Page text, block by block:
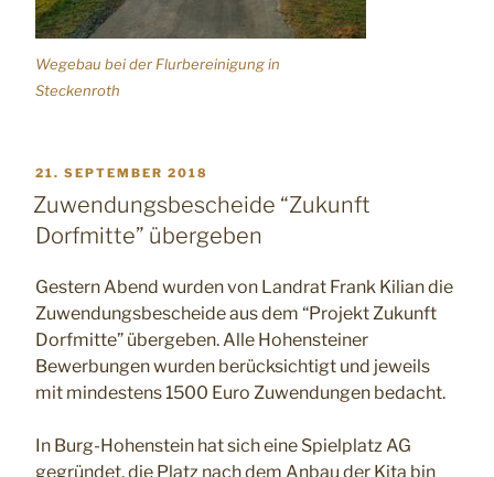
Wegebau bei der Flurbereinigung in
Steckenroth
VERÖFFENTLICHT
AM
21. SEPTEMBER 2018
Zuwendungsbescheide “Zukunft
Dorfmitte” übergeben
Gestern Abend wurden von Landrat Frank Kilian die
Zuwendungsbescheide aus dem “Projekt Zukunft
Dorfmitte” übergeben. Alle Hohensteiner
Bewerbungen wurden berücksichtigt und jeweils
mit mindestens 1500 Euro Zuwendungen bedacht.
In Burg-Hohenstein hat sich eine Spielplatz AG
gegründet, die Platz nach dem Anbau der Kita bin